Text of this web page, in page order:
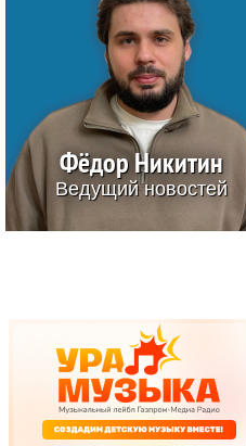
Фёдор Никитин
Ведущий новостей